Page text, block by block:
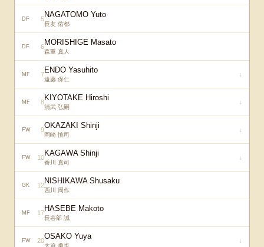
DF 5NAGATOMO Yuto
長友 佑都
DF 6MORISHIGE Masato
森重 真人
MF 7ENDO Yasuhito
遠藤 保仁
↓
MF 8KIYOTAKE Hiroshi
清武 弘嗣
↓
FW 9OKAZAKI Shinji
岡崎 慎司
↓
FW 10KAGAWA Shinji
香川 真司
↓
GK 12NISHIKAWA Shusaku
西川 周作
MF 17HASEBE Makoto
長谷部 誠
FW 20OSAKO Yuya
大迫 勇也
↓